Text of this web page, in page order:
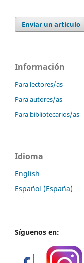
Enviar un artículo
Información
Para lectores/as
Para autores/as
Para bibliotecarios/as
Idioma
English
Español (España)
Síguenos en: